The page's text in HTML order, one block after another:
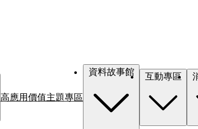
高應用價值主題專區
資料故事館